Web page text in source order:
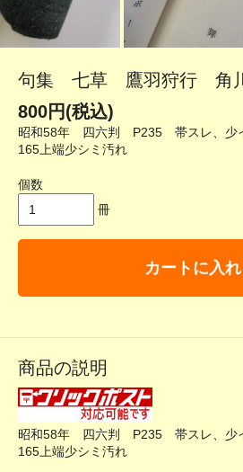
句集 七草 鷹羽狩行 角
800円(税込)
昭和58年 四六判 P235 帯スレ、少
165上端少シミ汚れ
個数
冊
カートに入
商品の説明
昭和58年 四六判 P235 帯スレ、少
165上端少シミ汚れ